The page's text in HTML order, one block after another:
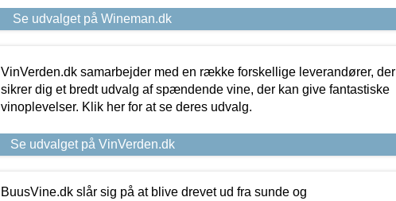
Se udvalget på Wineman.dk
VinVerden.dk samarbejder med en række forskellige leverandører, der
sikrer dig et bredt udvalg af spændende vine, der kan give fantastiske
vinoplevelser. Klik her for at se deres udvalg.
Se udvalget på VinVerden.dk
BuusVine.dk slår sig på at blive drevet ud fra sunde og